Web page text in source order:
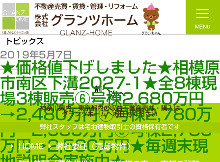
トピックス
2019年5月7日
★価格値下げしました★相模原
市南区下溝2027-1★全8棟現
場3棟販売⑥号棟2,680万円
→2,480万円⑦号棟2,780万
円→2,680万円⑧号棟2,780
万円→2,580万円★毎週末現
前へ
次へ
神奈川県内・東京都内の収益不動産売却・購入は
グランツホームへお任せください
弊社スタッフは宅地建物取引士の資格保有者です
HOME 弊社委任（売却物件）